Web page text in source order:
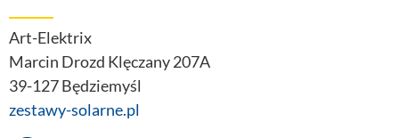
Art-Elektrix
Marcin Drozd Klęczany 207A
39-127 Będziemyśl
zestawy-solarne.pl